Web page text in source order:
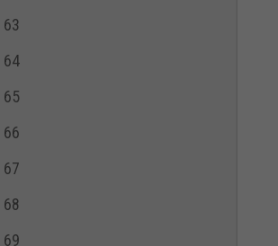
63
64
65
66
67
68
69